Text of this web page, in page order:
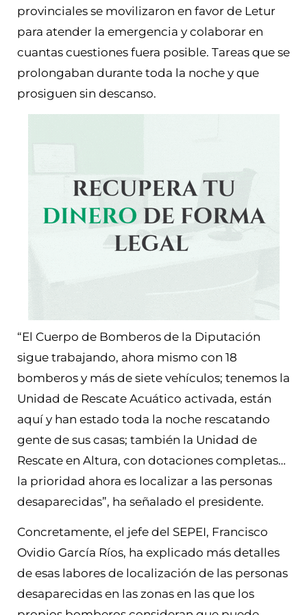
provinciales se movilizaron en favor de Letur
para atender la emergencia y colaborar en
cuantas cuestiones fuera posible. Tareas que se
prolongaban durante toda la noche y que
prosiguen sin descanso.
“El Cuerpo de Bomberos de la Diputación
sigue trabajando, ahora mismo con 18
bomberos y más de siete vehículos; tenemos la
Unidad de Rescate Acuático activada, están
aquí y han estado toda la noche rescatando
gente de sus casas; también la Unidad de
Rescate en Altura, con dotaciones completas…
la prioridad ahora es localizar a las personas
desaparecidas”, ha señalado el presidente.
Concretamente, el jefe del SEPEI, Francisco
Ovidio García Ríos, ha explicado más detalles
de esas labores de localización de las personas
desaparecidas en las zonas en las que los